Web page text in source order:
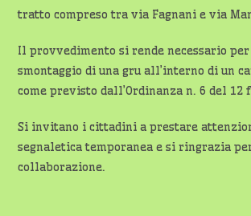
tratto compreso tra via Fagnani e via
Il provvedimento si rende necessario
smontaggio di una gru all’interno di un
come previsto dall’Ordinanza n. 6 del 12
Si invitano i cittadini a prestare
segnaletica temporanea e si ringrazia
collaborazione.